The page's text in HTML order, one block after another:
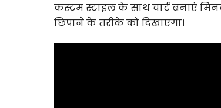
कस्टम स्टाइल के साथ चार्ट बनाएं
छिपाने के तरीके को दिखाएगा।